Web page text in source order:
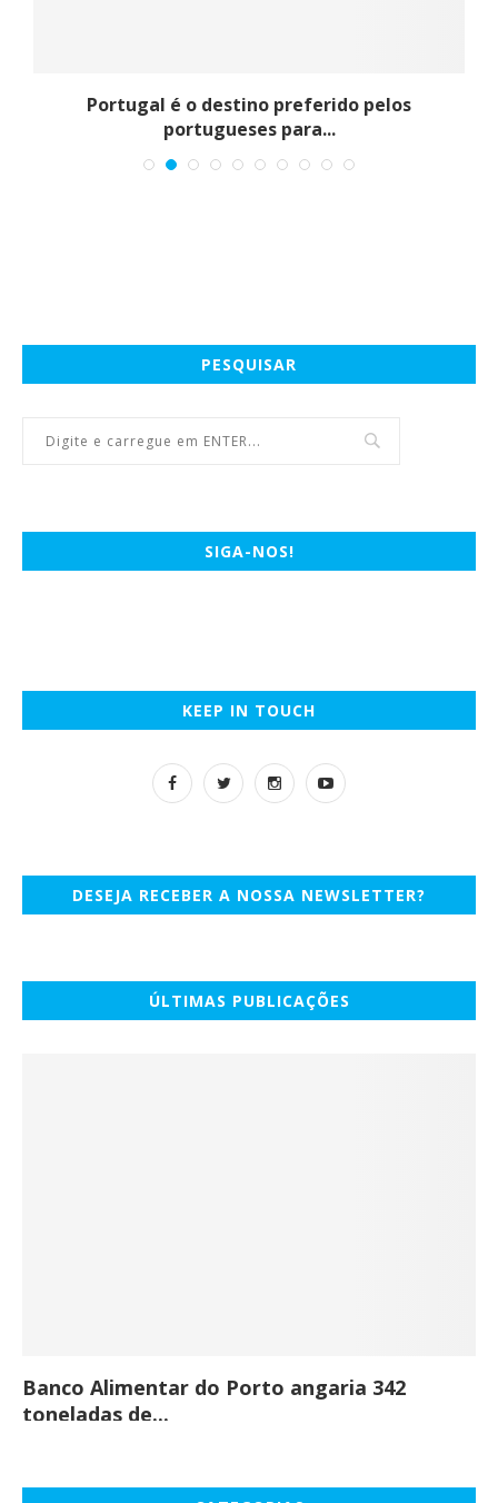
Portugal é o destino preferido pelos
portugueses para...
PESQUISAR
SIGA-NOS!
KEEP IN TOUCH
DESEJA RECEBER A NOSSA NEWSLETTER?
ÚLTIMAS PUBLICAÇÕES
Banco Alimentar do Porto angaria 342
toneladas de...